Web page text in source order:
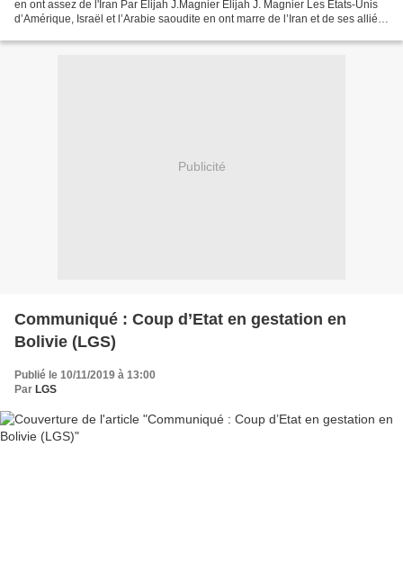
en ont assez de l'Iran Par Elijah J.Magnier Elijah J. Magnier Les États-Unis
d’Amérique, Israël et l’Arabie saoudite en ont marre de l’Iran et de ses alliés
Publicité
Communiqué : Coup d’Etat en gestation en
Bolivie (LGS)
Publié le 10/11/2019 à 13:00
Par LGS